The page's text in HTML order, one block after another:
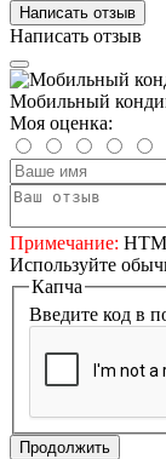
Написать отзыв
Написать отзыв
Мобильный
Моя оценка:
Примечание:
Используйте
Капча
Введите код в
Продолжить